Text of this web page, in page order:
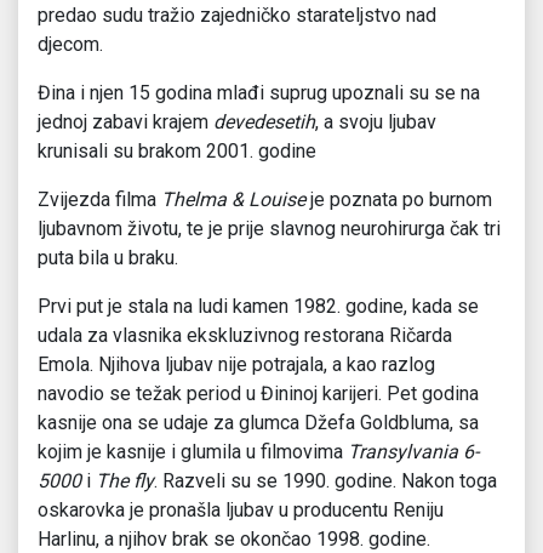
predao sudu tražio zajedničko starateljstvo nad
djecom.
Đina i njen 15 godina mlađi suprug upoznali su se na
jednoj zabavi krajem devedesetih, a svoju ljubav
krunisali su brakom 2001. godine
Zvijezda filma Thelma & Louiseje poznata po burnom
ljubavnom životu, te je prije slavnog neurohirurga čak tri
puta bila u braku.
Prvi put je stala na ludi kamen 1982. godine, kada se
udala za vlasnika ekskluzivnog restorana Ričarda
Emola. Njihova ljubav nije potrajala, a kao razlog
navodio se težak period u Đininoj karijeri. Pet godina
kasnije ona se udaje za glumca Džefa Goldbluma, sa
kojim je kasnije i glumila u filmovima Transylvania 6-
5000i The fly. Razveli su se 1990. godine. Nakon toga
oskarovka je pronašla ljubav u producentu Reniju
Harlinu, a njihov brak se okončao 1998. godine.